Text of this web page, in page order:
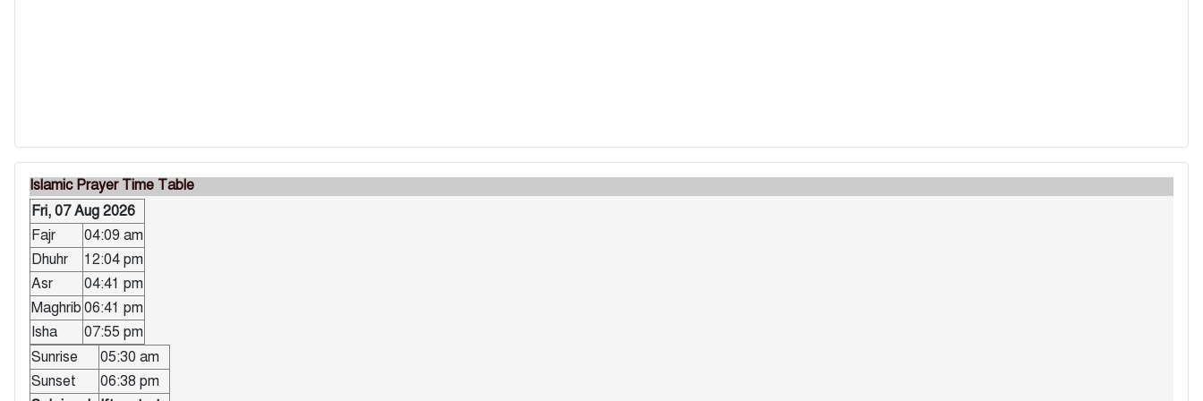
Islamic Prayer Time Table
Fri, 07 Aug 2026
Fajr
04:09 am
Dhuhr
12:04 pm
Asr
04:41 pm
Maghrib 06:41 pm
Isha
07:55 pm
Sunrise
05:30 am
Sunset
06:38 pm